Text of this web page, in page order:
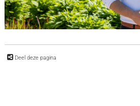
Deel deze pagina